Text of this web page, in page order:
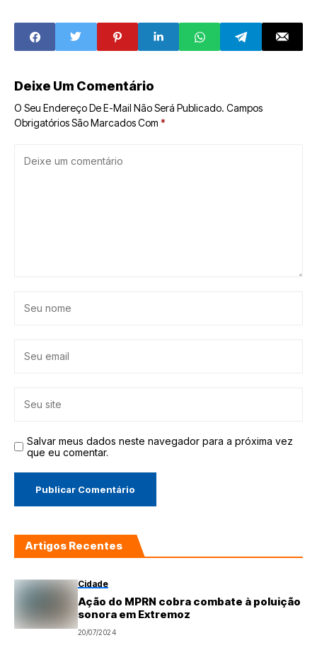
cada vez mais
improvável
Deixe Um Comentário
O Seu Endereço De E-Mail Não Será Publicado. Campos
Obrigatórios São Marcados Com *
Salvar meus dados neste navegador para a próxima vez
que eu comentar.
Artigos Recentes
Cidade
Ação do MPRN cobra combate à poluição
sonora em Extremoz
20/07/2024